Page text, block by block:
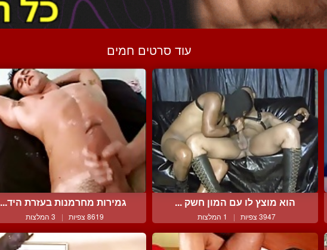
עוד סרטים חמים
הוא מוצץ לו עם המון חשק ...
3947 צפיות | 1 המלצות
גמירות מחרמנות בעזרת היד...
8619 צפיות | 3 המלצות